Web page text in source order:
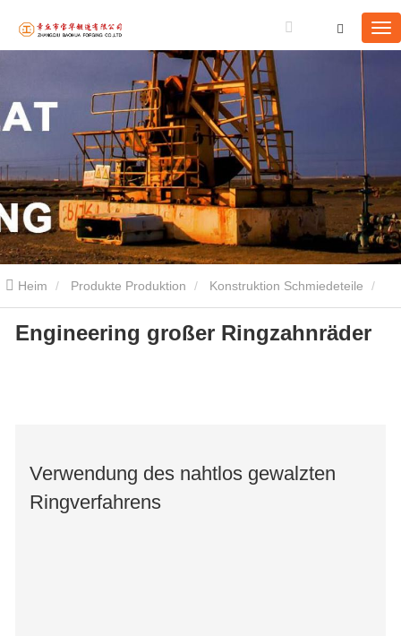
Heim Produkte Produktion Konstruktion Schmiedeteile
Engineering großer Ringzahnräder
Engineering großer Ringzahnräder
Verwendung des nahtlos gewalzten
Ringverfahrens